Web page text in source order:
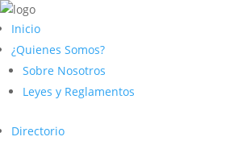
Inicio
¿Quienes Somos?
Sobre Nosotros
Leyes y Reglamentos
Directorio